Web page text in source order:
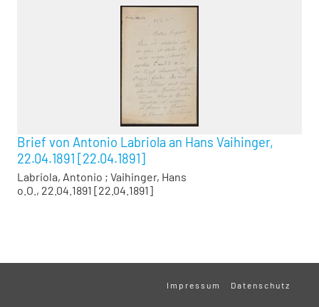
Brief von Antonio Labriola an Hans Vaihinger,
22.04.1891 [22.04.1891]
Labriola, Antonio ; Vaihinger, Hans
o.O., 22.04.1891 [22.04.1891]
Impressum Datenschutz